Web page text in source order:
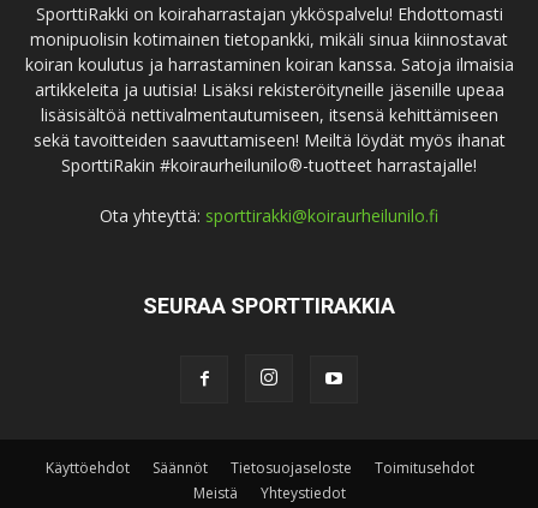
SporttiRakki on koiraharrastajan ykköspalvelu! Ehdottomasti
monipuolisin kotimainen tietopankki, mikäli sinua kiinnostavat
koiran koulutus ja harrastaminen koiran kanssa. Satoja ilmaisia
artikkeleita ja uutisia! Lisäksi rekisteröityneille jäsenille upeaa
lisäsisältöä nettivalmentautumiseen, itsensä kehittämiseen
sekä tavoitteiden saavuttamiseen! Meiltä löydät myös ihanat
SporttiRakin #koiraurheilunilo®-tuotteet harrastajalle!
Ota yhteyttä: sporttirakki@koiraurheilunilo.fi
SEURAA SPORTTIRAKKIA
Käyttöehdot Säännöt Tietosuojaseloste
Toimitusehdot
Meistä
Yhteystiedot